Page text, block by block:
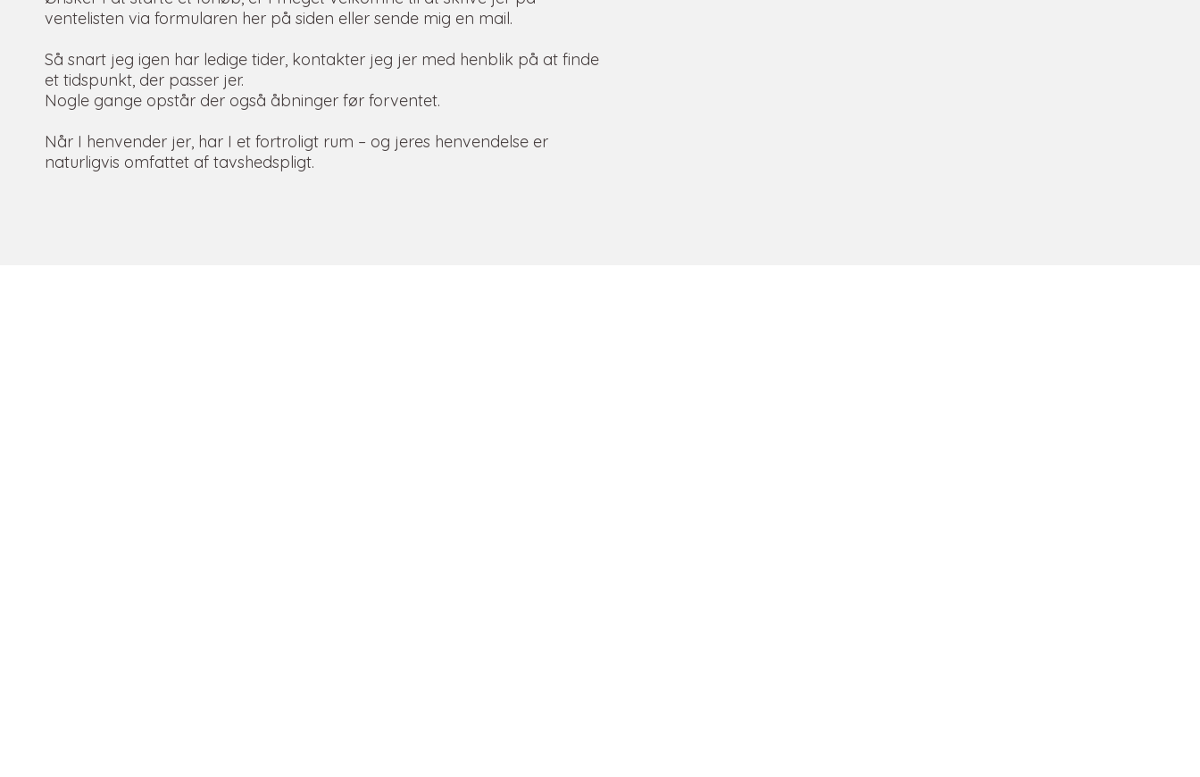
ventelisten via formularen her på siden eller sende mig en mail.
Så snart jeg igen har ledige tider, kontakter jeg jer med henblik på at finde
et tidspunkt, der passer jer.
Nogle gange opstår der også åbninger før forventet.
Når I henvender jer, har I et fortroligt rum – og jeres henvendelse er
naturligvis omfattet af tavshedspligt.